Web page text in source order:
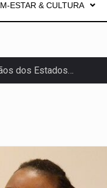
ESTAR & CULTURA
dos Estados…
continuam…